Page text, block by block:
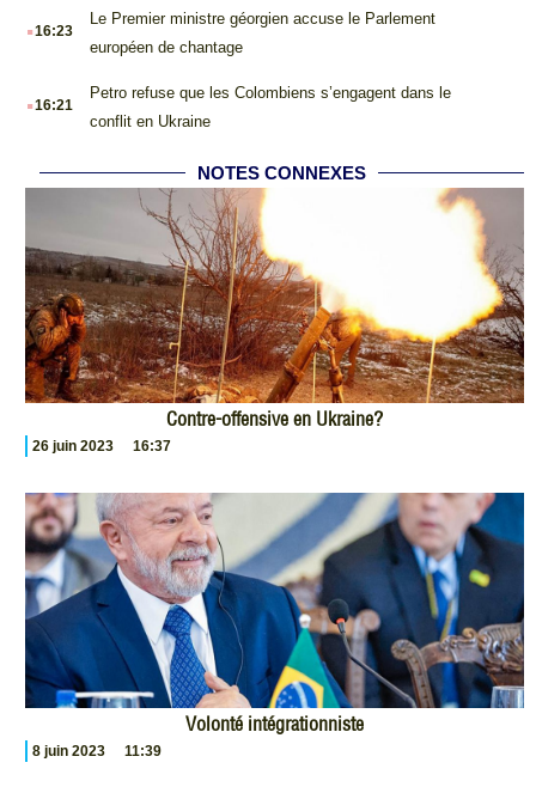
.16:23
Le Premier ministre géorgien accuse le Parlement
européen de chantage
.16:21
Petro refuse que les Colombiens s’engagent dans le
conflit en Ukraine
NOTES CONNEXES
Contre-offensive en Ukraine?
26 juin 2023 16:37
Volonté intégrationniste
8 juin 2023 11:39